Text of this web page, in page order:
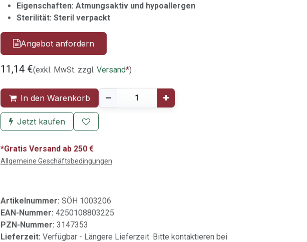
Eigenschaften: Atmungsaktiv und hypoallergen
Sterilität: Steril verpackt
Angebot anfordern
11,14 €(exkl. MwSt. zzgl. Versand*)
In den Warenkorb
Jetzt kaufen
*Gratis Versand ab 250 €
Allgemeine Geschäftsbedingungen
Artikelnummer: SÖH 1003206
EAN-Nummer: 4250108803225
PZN-Nummer: 3147353
Lieferzeit: Verfügbar - Längere Lieferzeit. Bitte kontaktieren bei